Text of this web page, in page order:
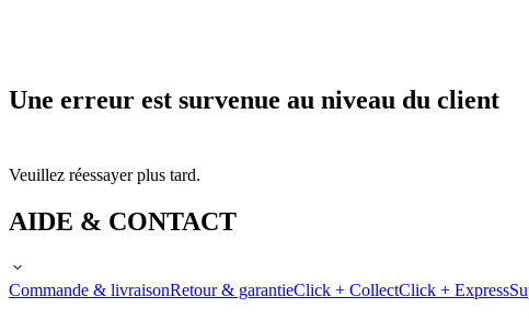
Une erreur est survenue au niveau du client
Veuillez réessayer plus tard.
AIDE & CONTACT
Commande & livraisonRetour & garantieClick + CollectClick + Express